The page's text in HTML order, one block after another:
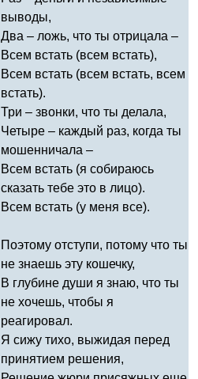
выводы,
Два – ложь, что ты отрицала –
Всем встать (всем встать),
Всем встать (всем встать, всем
встать).
Три – звонки, что ты делала,
Четыре – каждый раз, когда ты
мошенничала –
Всем встать (я собираюсь
сказать тебе это в лицо).
Всем встать (у меня все).
Поэтому отступи, потому что ты
не знаешь эту кошечку,
В глубине души я знаю, что ты
не хочешь, чтобы я
реагировал.
Я сижу тихо, выжидая перед
принятием решения,